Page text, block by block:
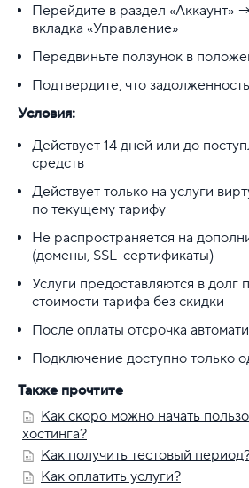
Перейдите в раздел «Аккаунт»
вкладка «Управление»
Передвиньте ползунок в
Подтвердите, что
Условия:
Действует 14 дней или до
средств
Действует только на услуги
по текущему тарифу
Не распространяется на
(домены, SSL-сертификаты)
Услуги предоставляются в долг
стоимости тарифа без скидки
После оплаты отсрочка
Подключение доступно только
Также прочтите
Как скоро можно начать
хостинга?
Как получить тестовый
Как оплатить услуги?